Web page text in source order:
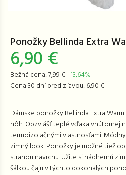
Ponožky Bellinda Extra
6,90 €
Bežná cena: 7,99 € -13,64%
Cena 30 dní pred zľavou: 6,90 €
Dámske ponožky Bellinda Extra
nôh. Obzvlášť teplé vďaka vnútornej
termoizolačnými vlastnosťami.
zimný look. Ponožky je možné tiež
stranou navrchu. Užite si nádhernú
šálkou čaju v týchto dokonalých